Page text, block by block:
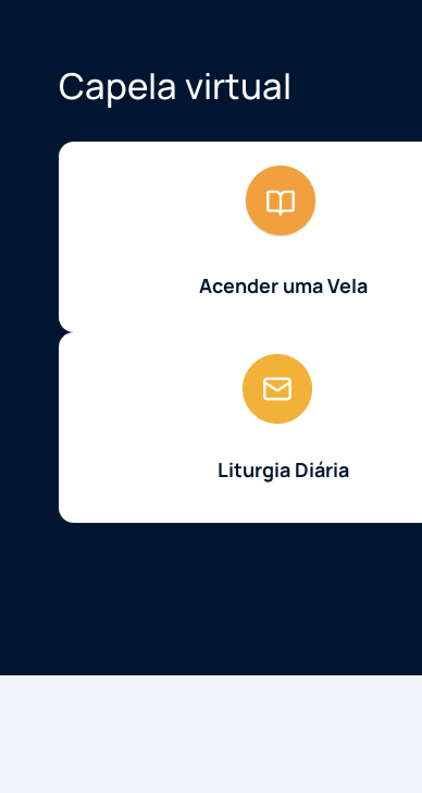
Capela virtual
Acender uma Vela
Liturgia Diária